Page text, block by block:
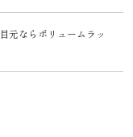
元ならボリュームラッ